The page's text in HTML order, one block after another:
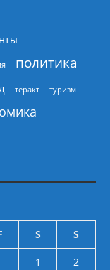
политика
теракт туризм
S S
1
2